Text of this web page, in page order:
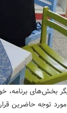
بخش‌های
مورد توجه حاضرین